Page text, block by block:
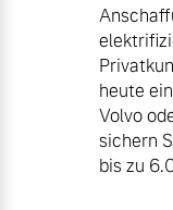
heute
Volvo
sichern
bis zu